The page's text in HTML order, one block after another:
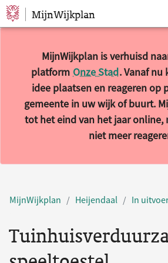
Sla navigatie over
MijnWijkplan
MijnWijkplan is verhuisd
platform Onze Stad. Vanaf nu
idee plaatsen en reageren op
gemeente in uw wijk of buurt.
tot het eind van het jaar online,
niet meer
MijnWijkplan Heijendaal In